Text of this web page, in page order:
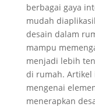
berbagai gaya
mudah
desain dalam
mampu
menjadi lebih
di rumah. Artikel
mengenai
menerapkan